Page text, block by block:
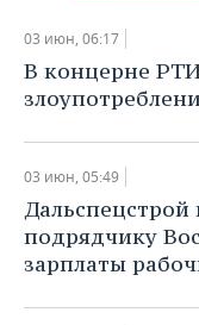
УДМУРТИЯ
НОВОСТИ
КОРОЛИ
ВУЗЫ
ТОРГОВЫЕ
ЭКОНОМИКА
ФИНАНСЫ
БАНКИ
НОВОСТИ
АГРОПРОМ
НЕДВИЖИМОСТЬ
НОВОСТИ
АВТО
03 июн, 06:17
В концерне
03 июн, 05:49
Дальспецстрой
подрядчику
зарплаты